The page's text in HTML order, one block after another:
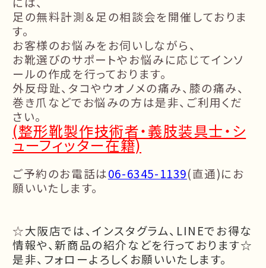
足の無料計測＆足の相談会を開催しておりま
す。
お客様のお悩みをお伺いしながら、
お靴選びのサポートやお悩みに応じてインソ
ールの作成を行っております。
外反母趾、タコやウオノメの痛み、膝の痛み、
巻き爪などでお悩みの方は是非、ご利用くだ
さい。
(整形靴製作技術者・義肢装具士・シ
ューフィッター在籍)
ご予約のお電話は06-6345-1139(直通)にお
願いいたします。
☆大阪店では、インスタグラム、LINEでお得な
情報や、 新商品の紹介などを行っております☆
是非、フォローよろしくお願いいたします。